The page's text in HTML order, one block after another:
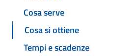
Cosa serve
Cosa si ottiene
Tempi e scadenze